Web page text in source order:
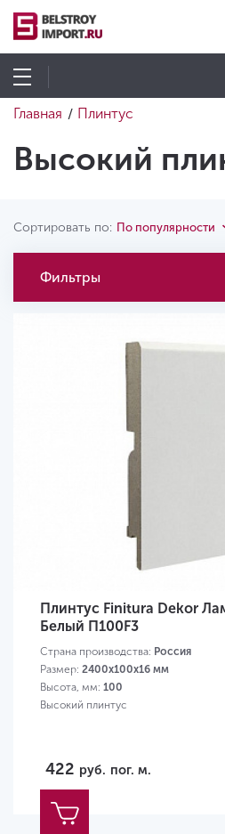
Главная / Плинтус
Высокий
Сортировать по: По популярности
Фильтры
Плинтус Finitura Dekor
Белый П100F3
Страна производства: Россия
Размер: 2400х100х16 мм
Высота, мм: 100
Высокий плинтус
422 руб. пог. м.